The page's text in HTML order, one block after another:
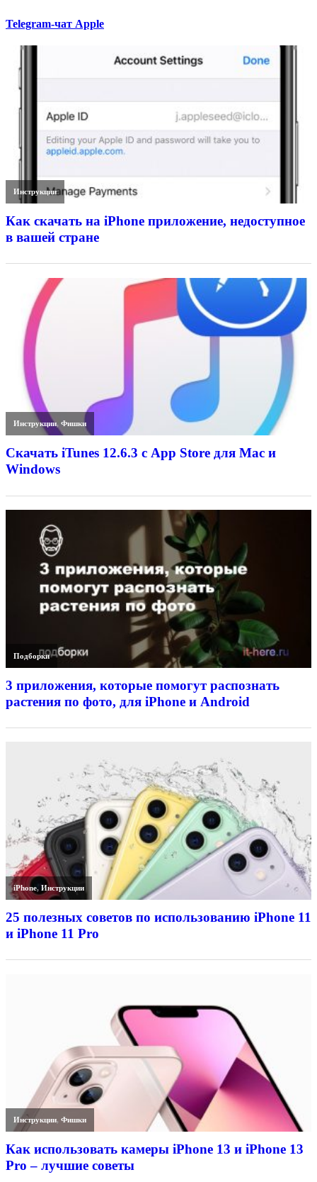
Telegram-чат Apple
Инструкции
Как скачать на iPhone приложение, недоступное
в вашей стране
Инструкции,Фишки
Скачать iTunes 12.6.3 с App Store для Mac и
Windows
Подборки
3 приложения, которые помогут распознать
растения по фото, для iPhone и Android
iPhone,Инструкции
25 полезных советов по использованию iPhone 11
и iPhone 11 Pro
Инструкции,Фишки
Как использовать камеры iPhone 13 и iPhone 13
Pro – лучшие советы